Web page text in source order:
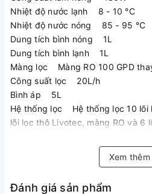
Nhiệt độ nước lạnh 8 - 10 °C
Nhiệt độ nước nóng 85 - 95 °C
Dung tích bình nóng 1L
Dung tích bình lạnh 1L
Màng lọc Màng RO 100 GPD
Công suất lọc 20L/h
Bình áp 5L
Hệ thống lọc Hệ thống lọc 10 lõi
lõi lọc thô Livotec, màng RO và 6
Infrared, T33-GAC, Nano Silver
Tỷ lệ thu hồi nước tinh khiết Lên
Số lượng vòi 2
Xem thêm
Đánh giá sản phẩm